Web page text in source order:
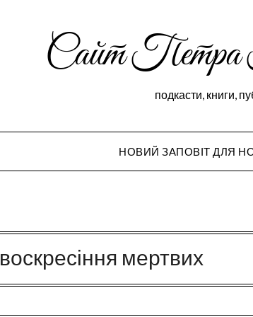
Сайт Петра
подкасти, книги,
НОВИЙ ЗАПОВІТ ДЛЯ
воскресіння мертвих